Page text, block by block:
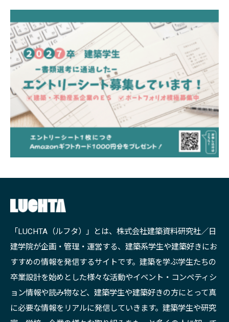
「LUCHTA（ルフタ）」とは、株式会社建築資料研究社／日
建学院が企画・管理・運営する、建築系学生や建築好きにお
すすめの情報を発信するサイトです。建築を学ぶ学生たちの
卒業設計を始めとした様々な活動やイベント・コンペティシ
ョン情報や読み物など、建築学生や建築好きの方にとって真
に必要な情報をリアルに発信していきます。建築学生や研究